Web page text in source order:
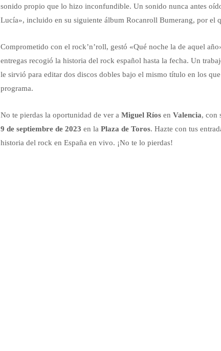
sonido propio que lo hizo inconfundible. Un sonido nunca antes
Lucía», incluido en su siguiente álbum Rocanroll Bumerang, por el
Comprometido con el rock’n’roll, gestó «Qué noche la de aquel
entregas recogió la historia del rock español hasta la fecha. Un
le sirvió para editar dos discos dobles bajo el mismo título en los
programa.
No te pierdas la oportunidad de ver a Miguel Ríosen Valencia, con
9 de septiembre de 2023 en la Plaza de Toros. Hazte con tus
historia del rock en España en vivo. ¡No te lo pierdas!